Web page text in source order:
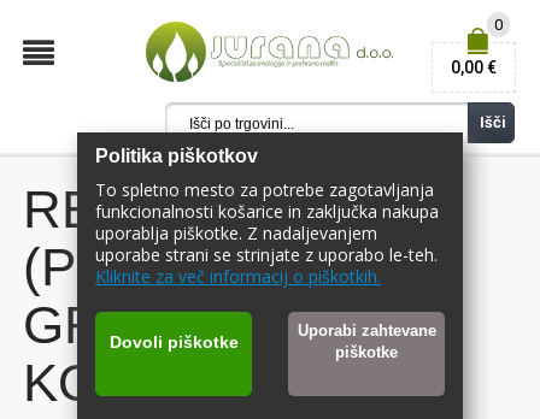
Politika piškotkov
To spletno mesto za potrebe zagotavljanja
funkcionalnosti košarice in zaključka nakupa
uporablja piškotke. Z nadaljevanjem
uporabe strani se strinjate z uporabo le-teh.
Kliknite za več informacij o piškotkih.
Dovoli piškotke
Uporabi zahtevane
piškotke
Išči
0
0,00 €
REKTIFICIRAN
(PREČIŠČEN)
GROZDNI
KONCENTRAT 1L